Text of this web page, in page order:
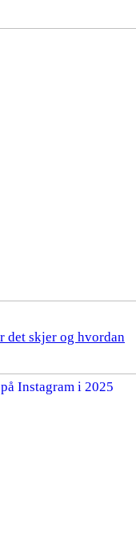
det skjer og hvordan